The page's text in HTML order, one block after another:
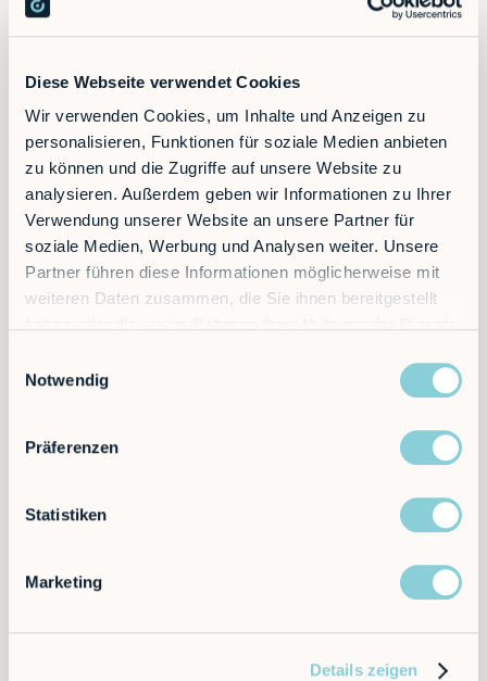
Diese Webseite verwendet Cookies
Wir verwenden Cookies, um Inhalte und Anzeigen zu
personalisieren, Funktionen für soziale Medien anbieten
zu können und die Zugriffe auf unsere Website zu
analysieren. Außerdem geben wir Informationen zu Ihrer
Verwendung unserer Website an unsere Partner für
soziale Medien, Werbung und Analysen weiter. Unsere
Partner führen diese Informationen möglicherweise mit
weiteren Daten zusammen, die Sie ihnen bereitgestellt
Notwendig
Präferenzen
Statistiken
Marketing
Details zeigen